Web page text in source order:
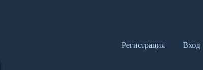
Регистрация Вход